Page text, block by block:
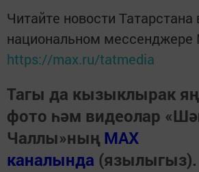
Читайте новости Татарстана
национальном мессенджере
https://max.ru/tatmedia
Тагы да кызыклырак
фото һәм видеолар
Чаллы»ның MAX
каналында (язылыгыз).